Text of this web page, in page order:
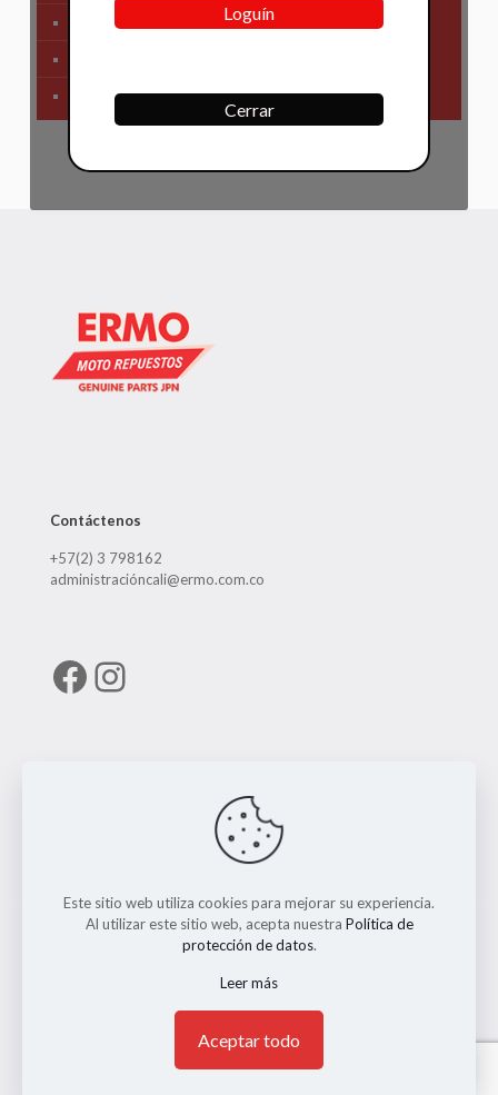
SIstema Eléctrico
Primera Necesidad
Contáctenos
+57(2) 3 798162
administracióncali@ermo.com.co
Facebook
Instagram
© 2026 ERMO MOTO REPUESTOS. Todos los Derechos
Reservados. || Implementado porAndrés Escobar
Loguín
Cerrar
Este sitio web utiliza cookies para mejorar su experiencia.
Al utilizar este sitio web, acepta nuestra Política de
protección de datos.
Leer más
Aceptar todo